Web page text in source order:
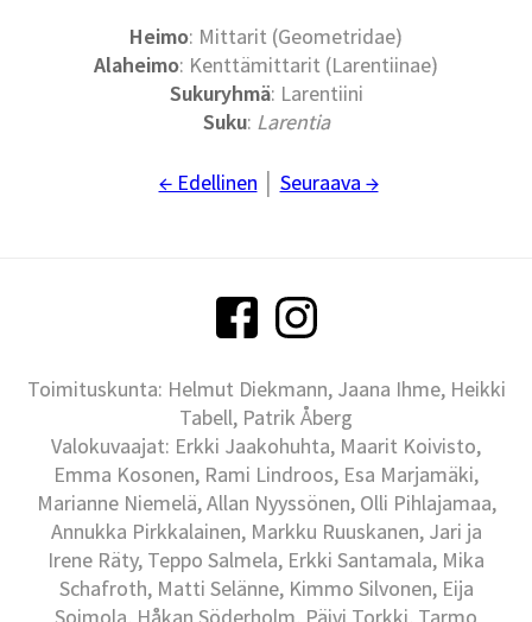
Heimo: Mittarit (Geometridae)
Alaheimo: Kenttämittarit (Larentiinae)
Sukuryhmä: Larentiini
Suku: Larentia
← Edellinen Seuraava →
Toimituskunta: Helmut Diekmann, Jaana Ihme, Heikki
Tabell, Patrik Åberg
Valokuvaajat: Erkki Jaakohuhta, Maarit Koivisto,
Emma Kosonen, Rami Lindroos, Esa Marjamäki,
Marianne Niemelä, Allan Nyyssönen, Olli Pihlajamaa,
Annukka Pirkkalainen, Markku Ruuskanen, Jari ja
Irene Räty, Teppo Salmela, Erkki Santamala, Mika
Schafroth, Matti Selänne, Kimmo Silvonen, Eija